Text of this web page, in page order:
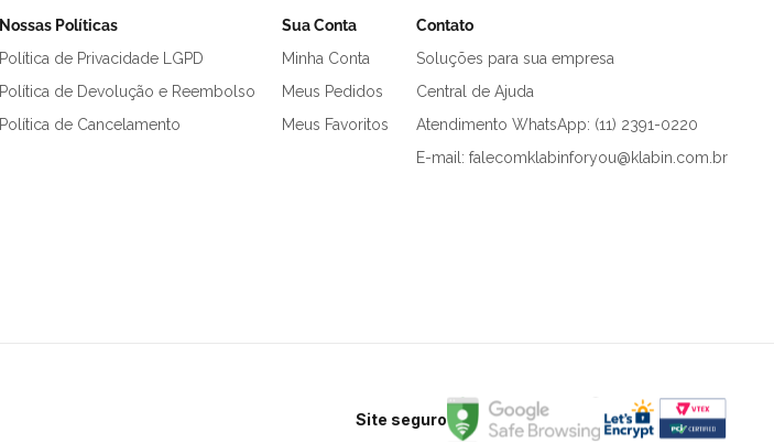
Nossas Políticas
Política de Privacidade LGPD
Política de Devolução e Reembolso
Política de Cancelamento
Sua Conta
Minha Conta
Meus Pedidos
Meus Favoritos
Contato
Soluções para sua empresa
Central de Ajuda
Atendimento WhatsApp: (11) 2391-0220
E-mail: falecomklabinforyou@klabin.com.br
Site seguro